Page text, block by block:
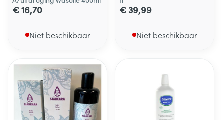
€ 16,70
Niet beschikbaar
€ 39,99
Niet beschikbaar